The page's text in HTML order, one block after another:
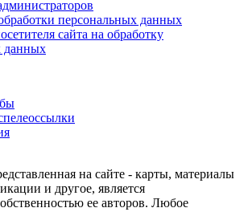
персональных данных
сайта на обработку
данных
на сайте - карты, материалы
и другое, является
ее авторов. Любое